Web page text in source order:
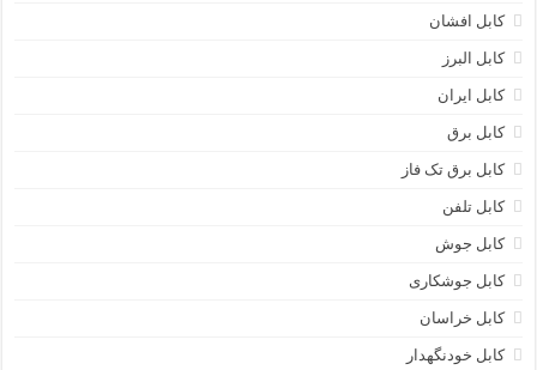
کابل افشان
کابل البرز
کابل ایران
کابل برق
کابل برق تک فاز
کابل تلفن
کابل جوش
کابل جوشکاری
کابل خراسان
کابل خودنگهدار